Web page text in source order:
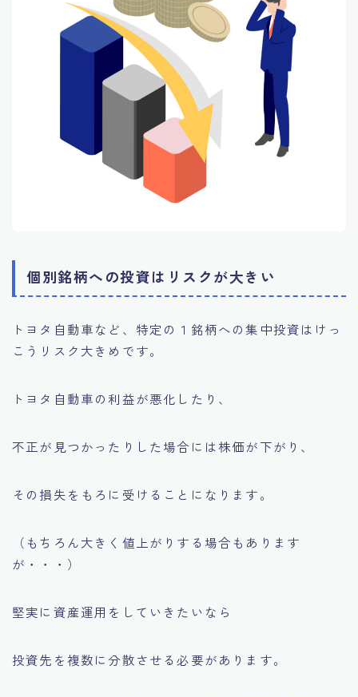
個別銘柄への投資はリスクが大きい
トヨタ自動車など、特定の１銘柄への集中投資はけっ
こうリスク大きめです。
トヨタ自動車の利益が悪化したり、
不正が見つかったりした場合には株価が下がり、
その損失をもろに受けることになります。
（もちろん大きく値上がりする場合もあります
が・・・）
堅実に資産運用をしていきたいなら
投資先を複数に分散させる必要があります。